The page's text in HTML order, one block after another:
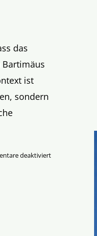
das
ist
sondern
deaktiviertfür